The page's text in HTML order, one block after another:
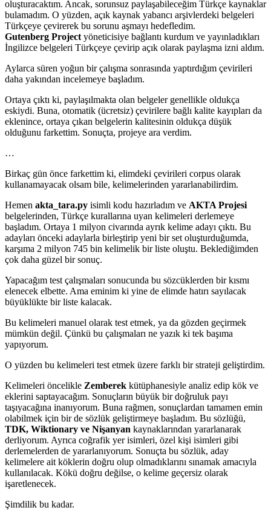
oluşturacaktım. Ancak, sorunsuz paylaşabileceğim Türkçe kaynaklar
bulamadım. O yüzden, açık kaynak yabancı arşivlerdeki belgeleri
Türkçeye çevirerek bu sorunu aşmayı hedefledim.
Gutenberg Project yöneticisiye bağlantı kurdum ve yayınladıkları
İngilizce belgeleri Türkçeye çevirip açık olarak paylaşma izni aldım.
Aylarca süren yoğun bir çalışma sonrasında yaptırdığım çevirileri
daha yakından incelemeye başladım.
Ortaya çıktı ki, paylaşılmakta olan belgeler genellikle oldukça
eskiydi. Buna, otomatik (ücretsiz) çevirilere bağlı kalite kayıpları da
eklenince, ortaya çıkan belgelerin kalitesinin oldukça düşük
olduğunu farkettim. Sonuçta, projeye ara verdim.
…
Birkaç gün önce farkettim ki, elimdeki çevirileri corpus olarak
kullanamayacak olsam bile, kelimelerinden yararlanabilirdim.
Hemen akta_tara.py isimli kodu hazırladım ve AKTA Projesi
belgelerinden, Türkçe kurallarına uyan kelimeleri derlemeye
başladım. Ortaya 1 milyon civarında ayrık kelime adayı çıktı. Bu
adayları önceki adaylarla birleştirip yeni bir set oluşturduğumda,
karşıma 2 milyon 745 bin kelimelik bir liste oluştu. Beklediğimden
çok daha güzel bir sonuç.
Yapacağım test çalışmaları sonucunda bu sözcüklerden bir kısmı
elenecek elbette. Ama eminim ki yine de elimde hatırı sayılacak
büyüklükte bir liste kalacak.
Bu kelimeleri manuel olarak test etmek, ya da gözden geçirmek
mümkün değil. Çünkü bu çalışmaları ne yazık ki tek başıma
yapıyorum.
O yüzden bu kelimeleri test etmek üzere farklı bir strateji geliştirdim.
Kelimeleri öncelikle Zemberek kütüphanesiyle analiz edip kök ve
eklerini saptayacağım. Sonuçların büyük bir doğruluk payı
taşıyacağına inanıyorum. Buna rağmen, sonuçlardan tamamen emin
olabilmek için bir de sözlük geliştirmeye başladım. Bu sözlüğü,
TDK, Wiktionary ve Nişanyan kaynaklarından yararlanarak
derliyorum. Ayrıca coğrafik yer isimleri, özel kişi isimleri gibi
derlemelerden de yararlanıyorum. Sonuçta bu sözlük, aday
kelimelere ait köklerin doğru olup olmadıklarını sınamak amacıyla
kullanılacak. Kökü doğru değilse, o kelime geçersiz olarak
işaretlenecek.
Şimdilik bu kadar.